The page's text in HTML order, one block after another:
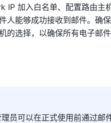
IP 加入白名单、配置路由主
人能够成功接收到邮件。确
的选择，以确保所有电子邮
员可以在正式使用前通过邮